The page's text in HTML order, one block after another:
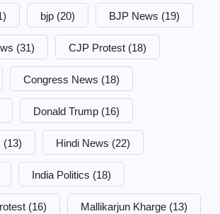
bjp (20) BJP News (19)
(31) CJP Protest (18)
Congress News (18)
Donald Trump (16)
(13) Hindi News (22)
India Politics (18)
(16) Mallikarjun Kharge (13)